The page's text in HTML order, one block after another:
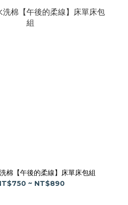
棉【午後的柔線】床單床包組
~ NT$890